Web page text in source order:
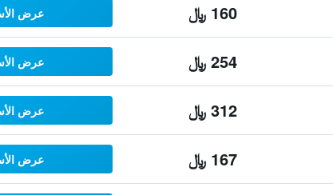
160 ﷼ عرض
254 ﷼ عرض
312 ﷼ عرض
167 ﷼ عرض